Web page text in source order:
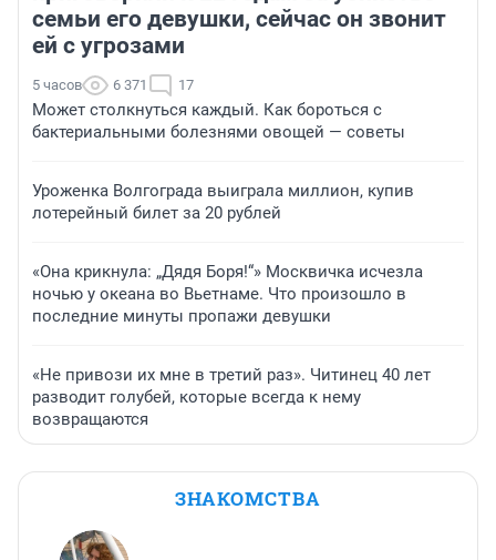
семьи его девушки, сейчас он звонит
ей с угрозами
5 часов 6 371 17
Может столкнуться каждый. Как бороться с
бактериальными болезнями овощей — советы
Уроженка Волгограда выиграла миллион, купив
лотерейный билет за 20 рублей
«Она крикнула: „Дядя Боря!“» Москвичка исчезла
ночью у океана во Вьетнаме. Что произошло в
последние минуты пропажи девушки
«Не привози их мне в третий раз». Читинец 40 лет
разводит голубей, которые всегда к нему
возвращаются
ЗНАКОМСТВА